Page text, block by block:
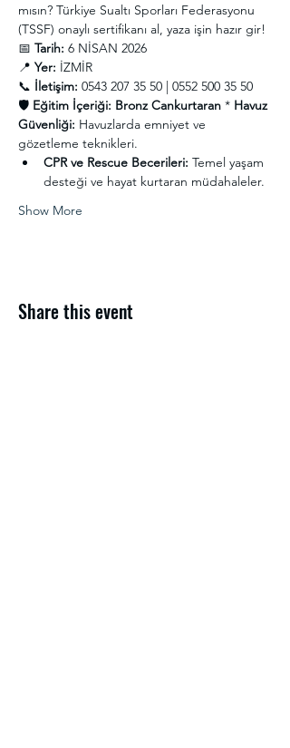
mısın? Türkiye Sualtı Sporları Federasyonu
(TSSF) onaylı sertifikanı al, yaza işin hazır gir!
📅 Tarih: 6 NİSAN 2026
📍 Yer: İZMİR
📞 İletişim: 0543 207 35 50 | 0552 500 35 50
🛡️ Eğitim İçeriği: Bronz Cankurtaran * Havuz
Güvenliği: Havuzlarda emniyet ve
gözetleme teknikleri.
CPR ve Rescue Becerileri: Temel yaşam
desteği ve hayat kurtaran müdahaleler.
Show More
Share this event